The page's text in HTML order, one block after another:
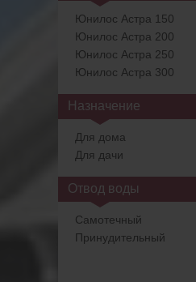
Юнилос Астра 150
Юнилос Астра 200
Юнилос Астра 250
Юнилос Астра 300
Назначение
Для дома
Для дачи
Отвод воды
Самотечный
Принудительный